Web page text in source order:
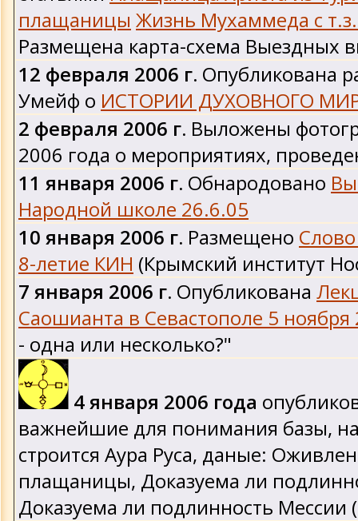
плащаницы Жизнь Мухаммеда с
Размещена карта-схема Выездных
12 февраля 2006 г. Опубликована
Умейф о ИСТОРИИ ДУХОВНОГО
2 февраля 2006 г. Выложены
2006 года о мероприятиях,
11 января 2006 г. Обнародовано
Народной школе 26.6.05
10 января 2006 г. Размещено
8-летие КИН (Крымский институт
7 января 2006 г. Опубликована
Саошианта в Севастополе 5 ноября
- одна или несколько?"
4 января 2006 года
важнейшие для понимания базы,
строится Аура Руса, даные:
плащаницы, Доказуема ли
Доказуема ли подлинность Мессии